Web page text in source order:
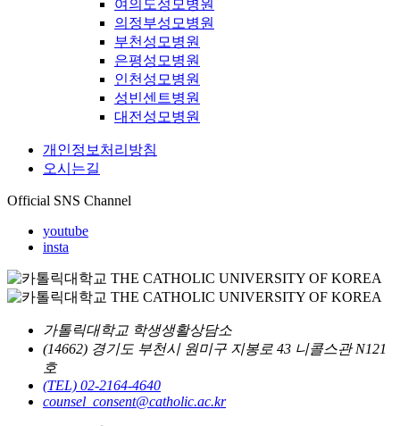
여의도성모병원
의정부성모병원
부천성모병원
은평성모병원
인천성모병원
성빈센트병원
대전성모병원
개인정보처리방침
오시는길
Official SNS Channel
youtube
insta
가톨릭대학교 학생생활상담소
(14662) 경기도 부천시 원미구 지봉로 43 니콜스관 N121
호
(TEL) 02-2164-4640
counsel_consent@catholic.ac.kr